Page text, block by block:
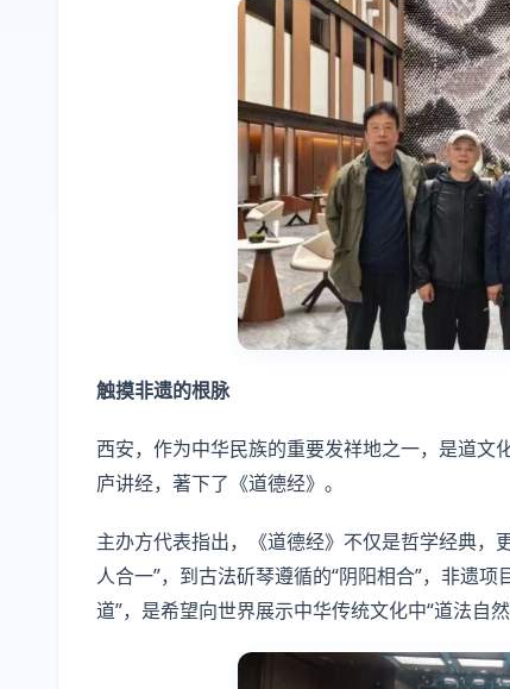
触摸非遗的根脉
西安，作为中华民族的重要发祥地之一，是道
庐讲经，著下了《道德经》。
主办方代表指出，《道德经》不仅是哲学经典，
人合一”，到古法斫琴遵循的“阴阳相合”，非遗
道”，是希望向世界展示中华传统文化中“道法自